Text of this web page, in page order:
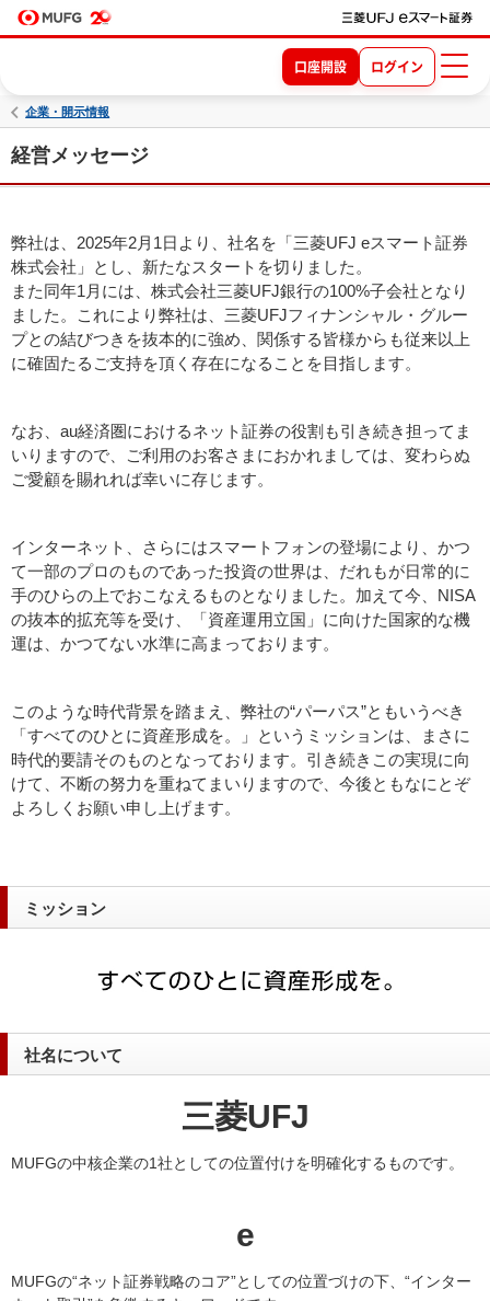
口座開設 ログイン
企業・開示情報
経営メッセージ
弊社は、2025年2月1日より、社名を「三菱UFJ eスマート証券
株式会社」とし、新たなスタートを切りました。
また同年1月には、株式会社三菱UFJ銀行の100%子会社となり
ました。これにより弊社は、三菱UFJフィナンシャル・グルー
プとの結びつきを抜本的に強め、関係する皆様からも従来以上
に確固たるご支持を頂く存在になることを目指します。
なお、au経済圏におけるネット証券の役割も引き続き担ってま
いりますので、ご利用のお客さまにおかれましては、変わらぬ
ご愛顧を賜れれば幸いに存じます。
インターネット、さらにはスマートフォンの登場により、かつ
て一部のプロのものであった投資の世界は、だれもが日常的に
手のひらの上でおこなえるものとなりました。加えて今、NISA
の抜本的拡充等を受け、「資産運用立国」に向けた国家的な機
運は、かつてない水準に高まっております。
このような時代背景を踏まえ、弊社の“パーパス”ともいうべき
「すべてのひとに資産形成を。」というミッションは、まさに
時代的要請そのものとなっております。引き続きこの実現に向
けて、不断の努力を重ねてまいりますので、今後ともなにとぞ
よろしくお願い申し上げます。
ミッション
社名について
三菱UFJ
MUFGの中核企業の1社としての位置付けを明確化するものです。
e
MUFGの“ネット証券戦略のコア”としての位置づけの下、“インター